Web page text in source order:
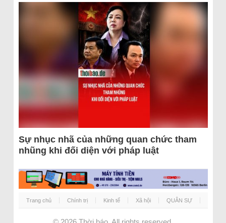
Sự nhục nhã của những quan chức tham
nhũng khi đối diện với pháp luật
Trang chủ Chính trị Kinh tế Xã hội QUÂN SỰ